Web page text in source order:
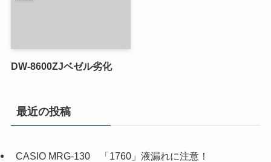
DW-8600ZJベゼル劣化
最近の投稿
CASIO MRG-130 「1760」液漏れに注意！